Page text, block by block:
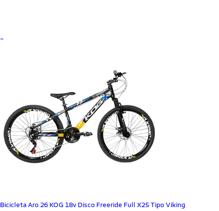
Bicicleta Aro 26 KOG 18v Disco Freeride Full X25 Tipo Viking